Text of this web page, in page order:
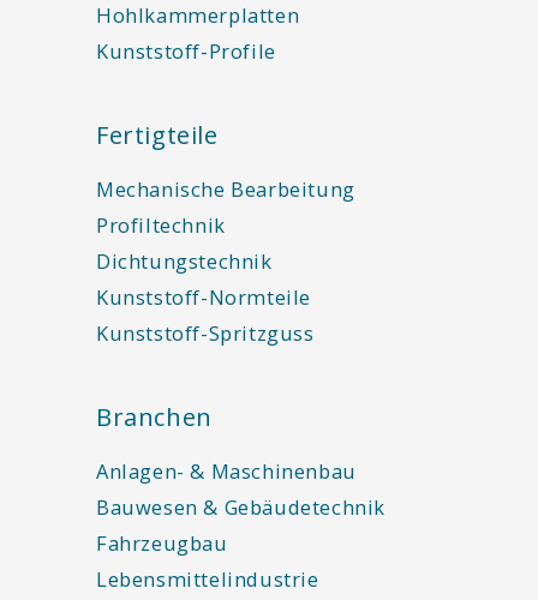
Hohlkammerplatten
Kunststoff-Profile
Fertigteile
Mechanische Bearbeitung
Profiltechnik
Dichtungstechnik
Kunststoff-Normteile
Kunststoff-Spritzguss
Branchen
Anlagen- & Maschinenbau
Bauwesen & Gebäudetechnik
Fahrzeugbau
Lebensmittelindustrie